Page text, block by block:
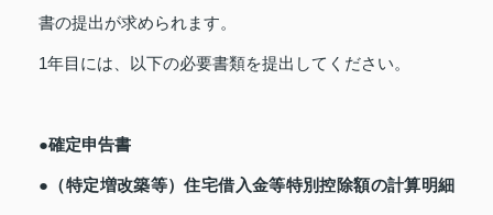
書の提出が求められます。
1年目には、以下の必要書類を提出してください。
●確定申告書
●（特定増改築等）住宅借入金等特別控除額の計算明細